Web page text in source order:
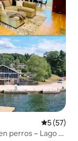
5 (57)
perros ~ Lago ~